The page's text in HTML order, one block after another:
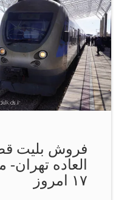
فروش بلیت
العاده تهران-